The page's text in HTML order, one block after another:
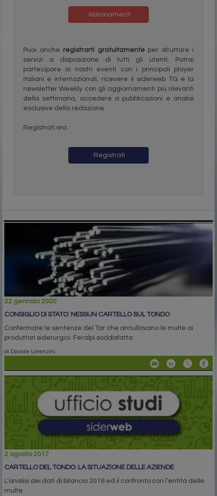
Abbonamenti
Puoi anche registrarti gratuitamenteper sfruttare i
servizi a disposizione di tutti gli utenti. Potrai
partecipare ai nostri eventi con i principali player
italiani e internazionali, ricevere il siderweb TG e la
newsletter Weekly con gli aggiornamenti più rilevanti
della settimana, accedere a pubblicazioni e analisi
esclusive della redazione.
Registrati ora.
Registrati
22 gennaio 2020
CONSIGLIO DI STATO: NESSUN CARTELLO SUL TONDO
Confermate le sentenze del Tar che annullavano le multe ai
produttori siderurgici. Feralpi soddisfatta
di Davide Lorenzini
2 agosto 2017
CARTELLO DEL TONDO: LA SITUAZIONE DELLE AZIENDE
L’analisi dei dati di bilancio 2016 ed il confronto con l’entità delle
multe